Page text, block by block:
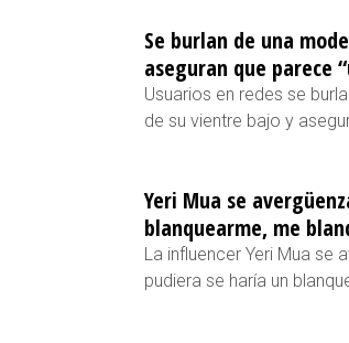
Se burlan de una
aseguran que parece
Usuarios en redes se
de su vientre bajo y
Yeri Mua se
blanquearme, me
La influencer Yeri Mua se
pudiera se haría un